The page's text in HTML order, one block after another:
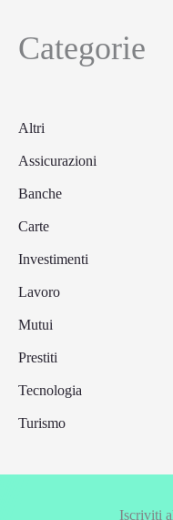
Categorie
Altri
Assicurazioni
Banche
Carte
Investimenti
Lavoro
Mutui
Prestiti
Tecnologia
Turismo
Iscriviti